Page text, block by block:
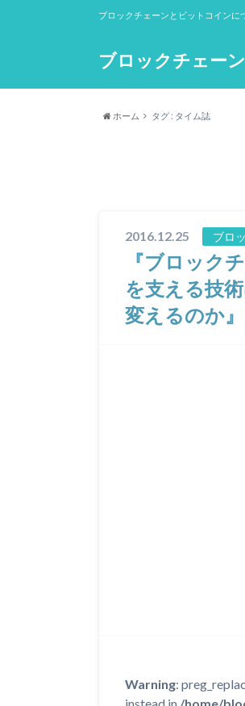
ブロックチェー
ブロックチェーンとビットコインに
ホーム タグ : タイム誌
2016.12.25 ブロ
『ブロック
を支える技
変えるのか』
Warning: